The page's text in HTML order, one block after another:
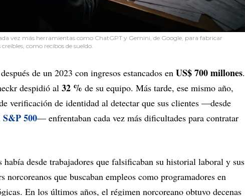
vez más herramientas como ChatGPT y Gemini, de Google, para fabricar
como recibos de sueldo.
de un 2023 con ingresos estancados en US$ 700 millones.
despidió al 32 % de su equipo. Más tarde, ese mismo año,
verificación de identidad al detectar que sus clientes —desde
S&P 500— enfrentaban cada vez más dificultades para contratar
había desde trabajadores que falsificaban su historial laboral y sus
norcoreanos que buscaban empleos como programadores en
En los últimos años, el régimen norcoreano obtuvo decenas